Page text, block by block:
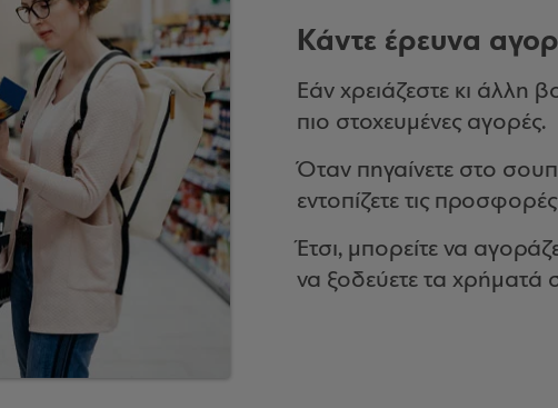
Κάντε έρευνα
Εάν χρειάζεστε κι άλλη
πιο στοχευμένες αγορές.
Όταν πηγαίνετε στο
εντοπίζετε τις
Έτσι, μπορείτε να
να ξοδεύετε τα χρήματά